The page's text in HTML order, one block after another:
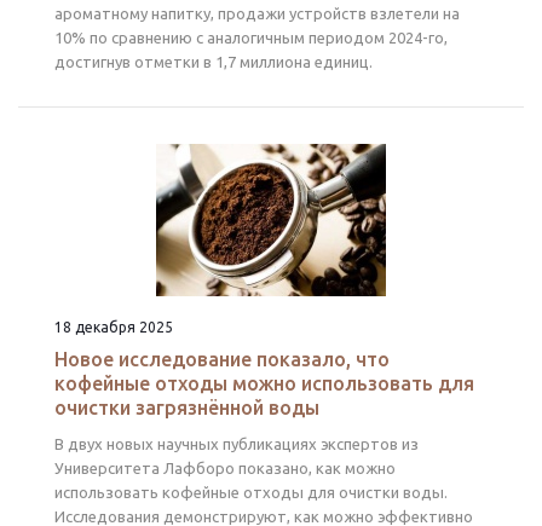
ароматному напитку, продажи устройств взлетели на
10% по сравнению с аналогичным периодом 2024-го,
достигнув отметки в 1,7 миллиона единиц.
18 декабря 2025
Новое исследование показало, что
кофейные отходы можно использовать для
очистки загрязнённой воды
В двух новых научных публикациях экспертов из
Университета Лафборо показано, как можно
использовать кофейные отходы для очистки воды.
Исследования демонстрируют, как можно эффективно